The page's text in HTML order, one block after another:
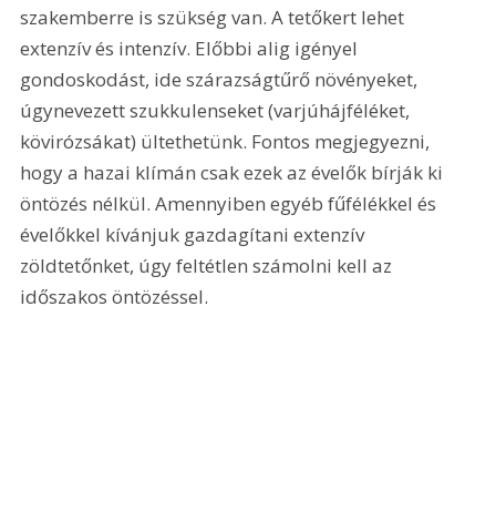
szakemberre is szükség van. A tetőkert lehet
extenzív és intenzív. Előbbi alig igényel
gondoskodást, ide szárazságtűrő növényeket,
úgynevezett szukkulenseket (varjúhájféléket,
kövirózsákat) ültethetünk. Fontos megjegyezni,
hogy a hazai klímán csak ezek az évelők bírják ki
öntözés nélkül. Amennyiben egyéb fűfélékkel és
évelőkkel kívánjuk gazdagítani extenzív
zöldtetőnket, úgy feltétlen számolni kell az
időszakos öntözéssel.